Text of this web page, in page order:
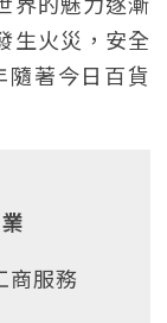
生火災，安全
著今日百貨
服務